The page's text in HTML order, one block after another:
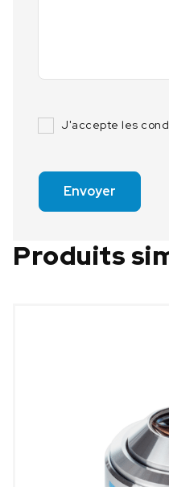
J'accepte les
Envoyer
Produits